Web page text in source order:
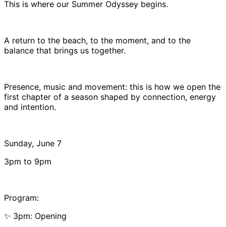
This is where our Summer Odyssey begins.
A return to the beach, to the moment, and to the
balance that brings us together.
Presence, music and movement: this is how we open the
first chapter of a season shaped by connection, energy
and intention.
Sunday, June 7
3pm to 9pm
Program:
✨ 3pm: Opening